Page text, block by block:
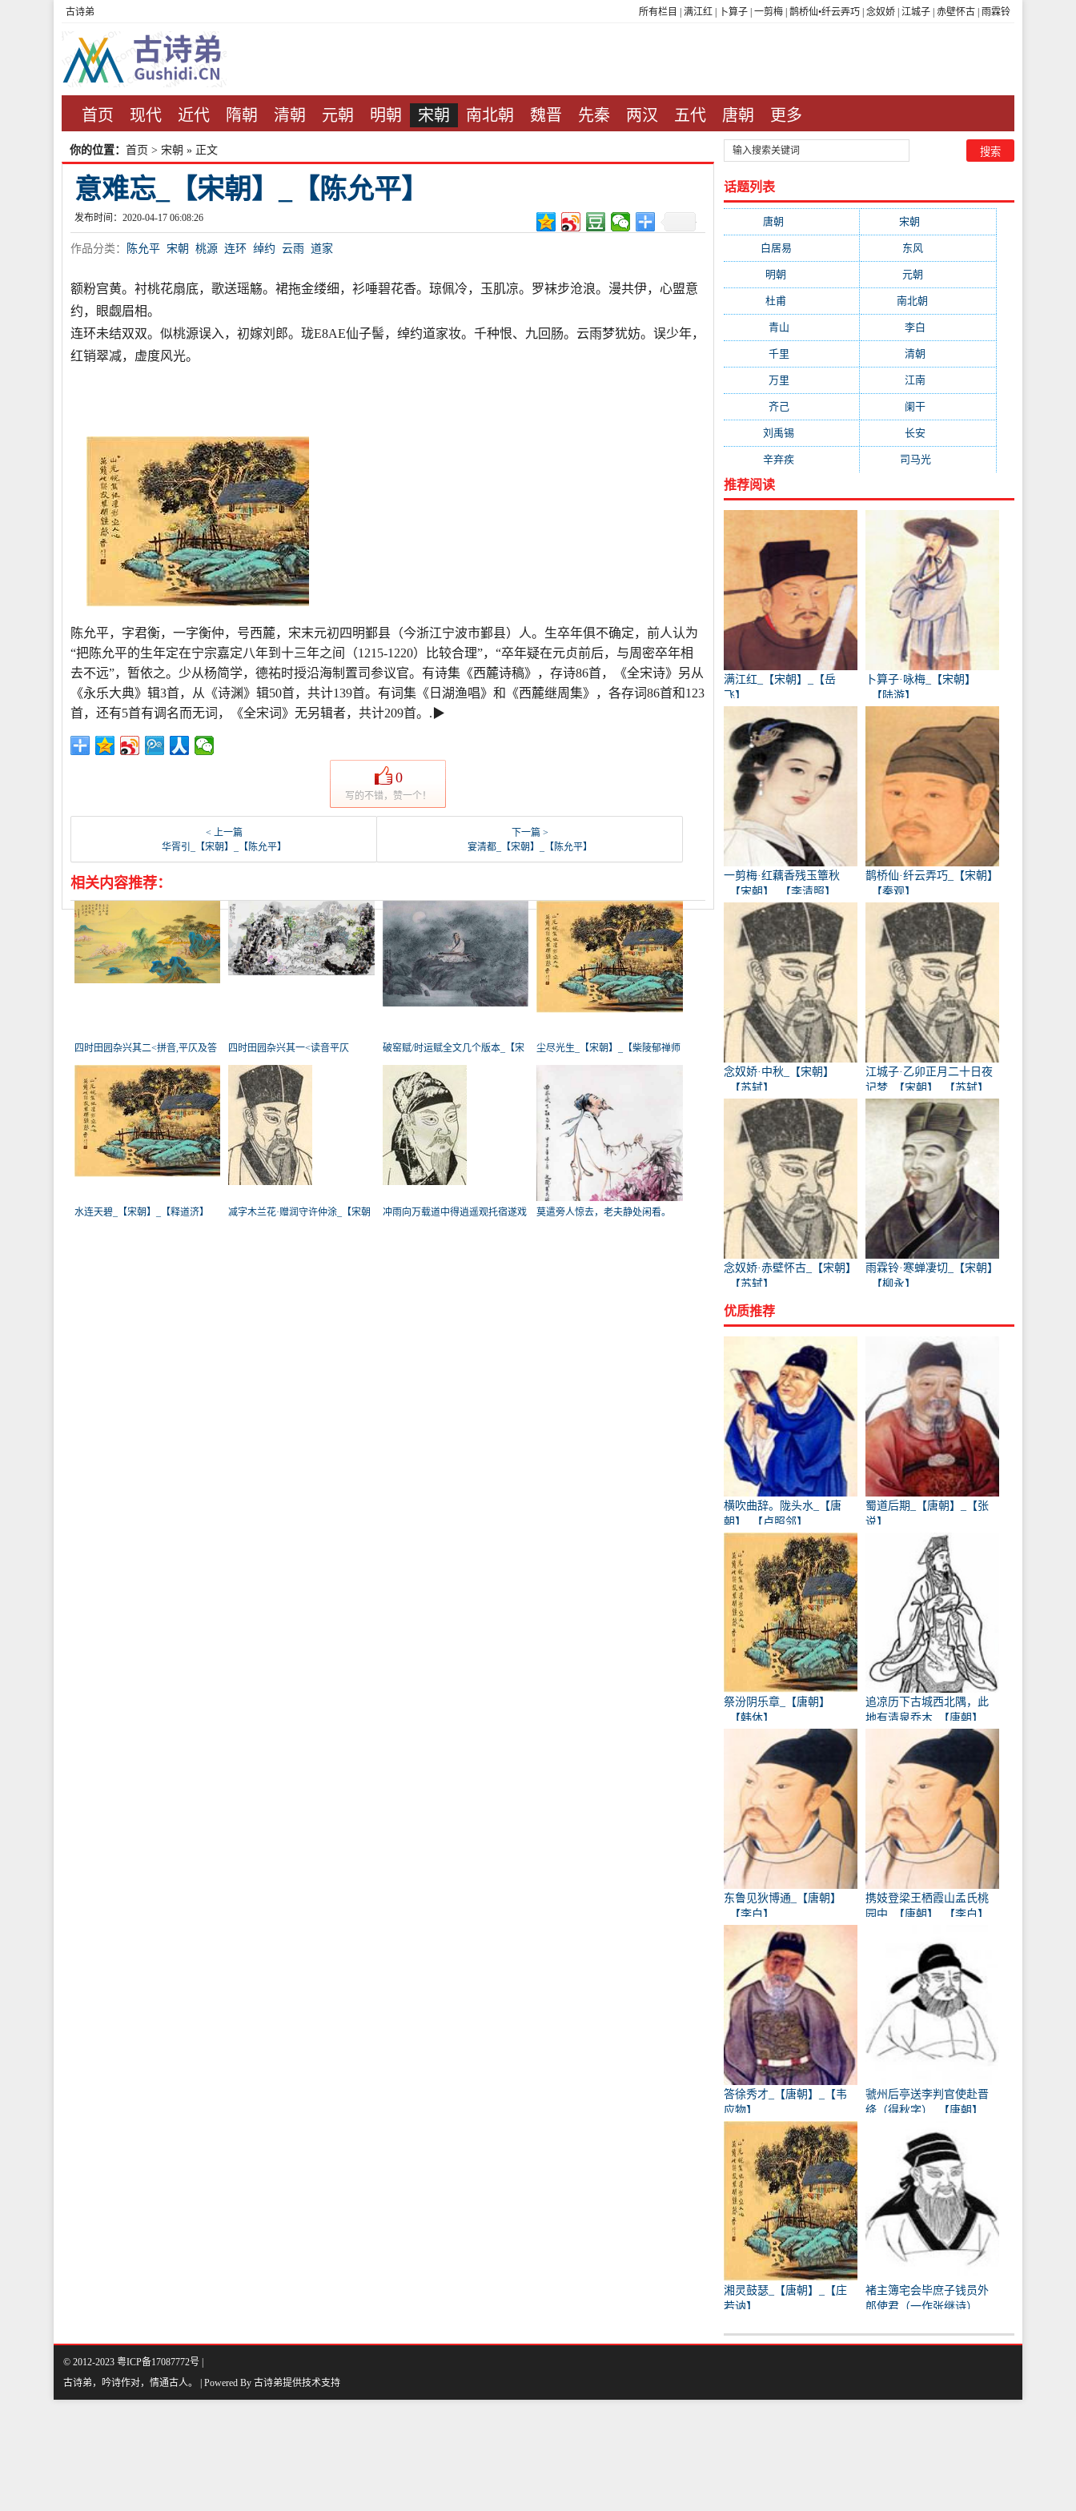
所有栏目 满江红 卜算子 一剪梅 鹊桥仙•纤云弄巧 念奴娇 江城子 赤壁怀古 雨霖铃
古诗弟
首页 现代 近代 隋朝 清朝 元朝 明朝 宋朝 南北朝 魏晋 先秦 两汉 五代 唐朝 更多
你的位置： 首页 > 宋朝 » 正文
意难忘_【宋朝】_【陈允平】
发布时间：2020-04-17 06:08:26
作品分类： 陈允平 宋朝 桃源 连环 绰约 云雨 道家
额粉宫黄。衬桃花扇底，歌送瑶觞。裙拖金缕细，衫唾碧花香。琼佩冷，玉肌凉。罗袜步沧浪。漫共伊，心盟意
约，眼觑眉相。
连环未结双双。似桃源误入，初嫁刘郎。珑E8AE仙子髻，绰约道家妆。千种恨、九回肠。云雨梦犹妨。误少年，
红销翠减，虚度风光。
陈允平，字君衡，一字衡仲，号西麓，宋末元初四明鄞县（今浙江宁波市鄞县）人。生卒年俱不确定，前人认为
“把陈允平的生年定在宁宗嘉定八年到十三年之间（1215-1220）比较合理”，“卒年疑在元贞前后，与周密卒年相
去不远”，暂依之。少从杨简学，德祐时授沿海制置司参议官。有诗集《西麓诗稿》，存诗86首，《全宋诗》另从
《永乐大典》辑3首，从《诗渊》辑50首，共计139首。有词集《日湖渔唱》和《西麓继周集》，各存词86首和123
首，还有5首有调名而无词，《全宋词》无另辑者，共计209首。.▶
0
写的不错，赞一个！
< 上一篇
华胥引_【宋朝】_【陈允平】
下一篇 >
宴清都_【宋朝】_【陈允平】
相关内容推荐：
四时田园杂兴其二<拼音,平仄及答
案
四时田园杂兴其一<读音平仄
>_【宋
破窑赋/时运赋全文几个版本_【宋
尘尽光生_【宋朝】_【柴陵郁禅师
水连天碧_【宋朝】_【释道济】 减字木兰花·赠润守许仲涂_【宋朝
冲雨向万载道中得逍遥观托宿遂戏
莫遣旁人惊去，老夫静处闲看。
话题列表
唐朝 宋朝
白居易 东风(1544)
明朝 元朝
杜甫 南北朝
青山 李白
千里 清朝
万里 江南
齐己(781) 阑干
刘禹锡 长安
辛弃疾 司马光(601)
推荐阅读
满江红_【宋朝】_【岳
飞】
卜算子·咏梅_【宋朝】
_【陆游】
一剪梅·红藕香残玉簟秋
_【宋朝】_【李清照】
鹊桥仙·纤云弄巧_【宋朝】
_【秦观】
念奴娇·中秋_【宋朝】
_【苏轼】
江城子·乙卯正月二十日夜
记梦_【宋朝】_【苏轼】
念奴娇·赤壁怀古_【宋朝】
_【苏轼】
雨霖铃·寒蝉凄切_【宋朝】
_【柳永】
优质推荐
横吹曲辞。陇头水_【唐
朝】_【卢照邻】
蜀道后期_【唐朝】_【张
说】
祭汾阴乐章_【唐朝】
_【韩休】
追凉历下古城西北隅，此
地有清泉乔木_【唐朝】
东鲁见狄博通_【唐朝】
_【李白】
携妓登梁王栖霞山孟氏桃
园中_【唐朝】_【李白】
答徐秀才_【唐朝】_【韦
应物】
虢州后亭送李判官使赴晋
绛（得秋字）_【唐朝】
湘灵鼓瑟_【唐朝】_【庄
若讷】
褚主簿宅会毕庶子钱员外
郎使君（一作张继诗）
© 2012-2023 粤ICP备17087772号
古诗弟，吟诗作对，情通古人。 | Powered By 古诗弟提供技术支持